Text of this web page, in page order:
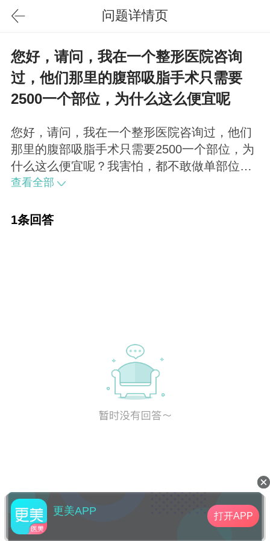
问题详情页
您好，请问，我在一个整形医院咨询
过，他们那里的腹部吸脂手术只需要
2500一个部位，为什么这么便宜呢
您好，请问，我在一个整形医院咨询过，他们
那里的腹部吸脂手术只需要2500一个部位，为
什么这么便宜呢？我害怕，都不敢做单部位价
格确实在2500左右，但是比如腿部、腹部都是
查看全部
1条回答
更美APP 打开APP